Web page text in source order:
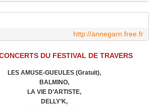
http://annegarn.free.fr
DU FESTIVAL DE TRAVERS
LES AMUSE-GUEULES (Gratuit),
BALMINO,
LA VIE D’ARTISTE,
DELLY’K,